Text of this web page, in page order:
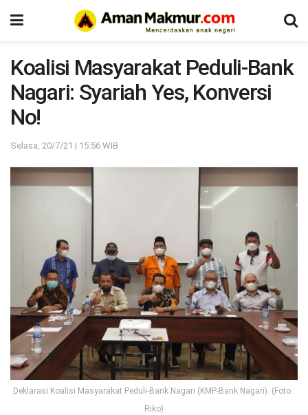
Koalisi Masyarakat Peduli-Bank
Nagari: Syariah Yes, Konversi
No!
Selasa, 20/7/21 | 15:56 WIB
Deklarasi Koalisi Masyarakat Peduli-Bank Nagari (KMP-Bank Nagari). (Foto :
Riko)